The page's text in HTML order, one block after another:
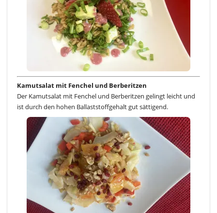
Kamutsalat mit Fenchel und Berberitzen
Der Kamutsalat mit Fenchel und Berberitzen gelingt leicht und
ist durch den hohen Ballaststoffgehalt gut sättigend.